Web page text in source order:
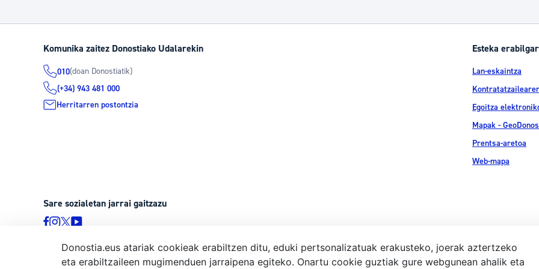
Komunika zaitez Donostiako Udalarekin
010(doan Donostiatik)
(+34) 943 481 000
Herritarren postontzia
Esteka
Lan-eskaintza
Egoitza
Mapak -
Prentsa-aretoa
Web-mapa
Sare sozialetan jarrai gaitzazu
© Donostiako Udala, Ijentea 1, 20003 Donostia Lege-
Donostia.eus atariak cookieak erabiltzen ditu, eduki pertsonalizatuak erakusteko, joerak aztertzeko
eta erabiltzaileen mugimenduen jarraipena egiteko. Onartu cookie guztiak gure webgunean ahalik eta